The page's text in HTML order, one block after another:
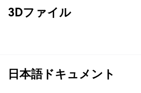
3Dファイル
日本語ドキュメント